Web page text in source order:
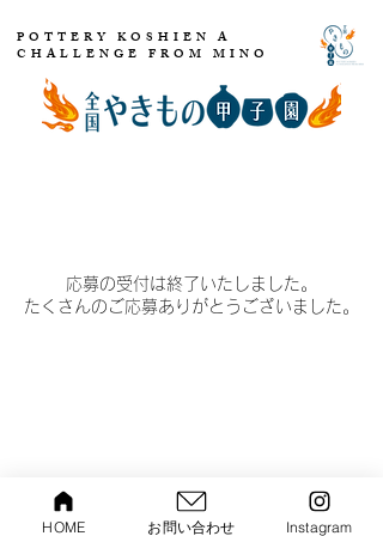
POTTERY KOSHIEN A
CHALLENGE FROM MINO
応募の受付は終了いたしました。
​たくさんのご応募ありがとうございました。
HOME お問い合わせ Instagram